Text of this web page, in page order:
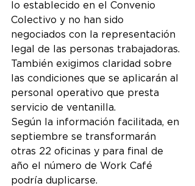
lo establecido en el Convenio
Colectivo y no han sido
negociados con la representación
legal de las personas trabajadoras.
También exigimos claridad sobre
las condiciones que se aplicarán al
personal operativo que presta
servicio de ventanilla.
Según la información facilitada, en
septiembre se transformarán
otras 22 oficinas y para final de
año el número de Work Café
podría duplicarse.